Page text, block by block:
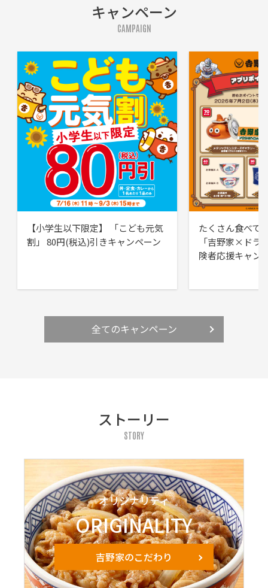
キャンペーン
CAMPAIGN
【小学生以下限定】 「こども元気
割」 80円(税込)引きキャンペーン
たくさん食べて
「吉野家×ドラ
険者応援キャン
全てのキャンペーン
ストーリー
STORY
オリジナリティ
ORIGINALITY
吉野家のこだわり